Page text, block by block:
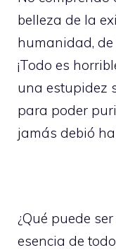
belleza de la
humanidad, de
¡Todo es
una estupidez
para poder
jamás debió
¿Qué puede
esencia de